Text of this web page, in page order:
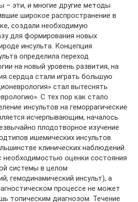
– эти, и многие другие методы
широкое распространение в
создали необходимую
для формирования новых
инсульта. Концепция
определила переход
на новый уровень развития, на
сердца стали играть большую
стал вытеснять
С тех пор как стало
инсультов на геморрагические
исчерпывающим, началось
плодотворное изучение
ишемических инсультов.
клинических наблюдений
необходимостью оценки состояния
системы в целом
гемодинамический инсульт), а
процессе не может
топическим диагнозом. Течение